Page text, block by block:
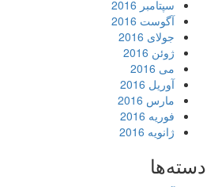
سپتامبر 2016
آگوست 2016
جولای 2016
ژوئن 2016
می 2016
آوریل 2016
مارس 2016
فوریه 2016
ژانویه 2016
دسته‌ها